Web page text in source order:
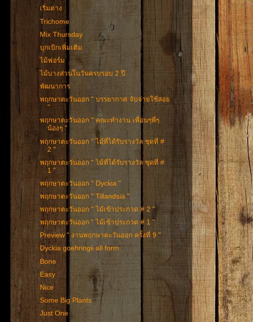
เริ่มต่าง
Trichome
Mix Thursday
บุกเบิกเพิ่มเติม
ไม้ฟอร์ม
ไม้บางส่วนในวันครบรอบ 2 ปี
พัฒนาการ
พฤกษาตะวันออก " บรรยากาศ จับจ่ายใช้สอย
"
พฤกษาตะวันออก " คณะทำงาน เพื่อนๆพี่ๆ
น้องๆ "
พฤกษาตะวันออก " ไม้ที่ได้รับรางวัล ชุดที่ #
2 "
พฤกษาตะวันออก " ไม้ที่ได้รับรางวัล ชุดที่ #
1 "
พฤกษาตะวันออก " Dyckia "
พฤกษาตะวันออก " Tillandsia "
พฤกษาตะวันออก " ไม้เข้าประกวด # 2 "
พฤกษาตะวันออก " ไม้เข้าประกวด # 1 "
Preview " งานพฤกษาตะวันออก ครั้งที่ 9 "
Dyckia goehringii all form.
Bone
Easy
Nice
Some Big Plants
Just One